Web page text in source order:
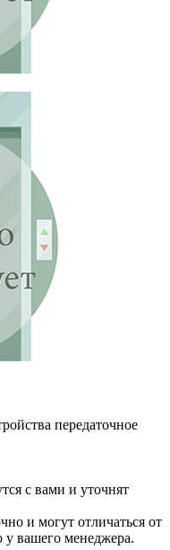
передаточное
с вами и уточнят
и могут отличаться от
вашего менеджера.